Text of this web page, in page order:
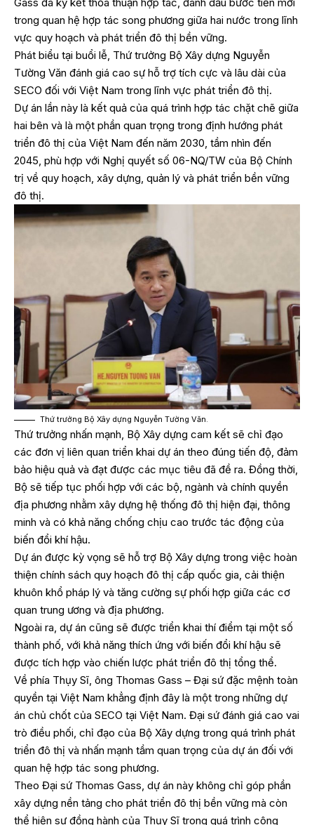
trong quan hệ hợp tác song phương giữa hai nước trong lĩnh
vực quy hoạch và phát triển đô thị bền vững.
Phát biểu tại buổi lễ, Thứ trưởng Bộ Xây dựng Nguyễn
Tường Văn đánh giá cao sự hỗ trợ tích cực và lâu dài của
SECO đối với Việt Nam trong lĩnh vực phát triển đô thị.
Dự án lần này là kết quả của quá trình hợp tác chặt chẽ giữa
hai bên và là một phần quan trọng trong định hướng phát
triển đô thị của Việt Nam đến năm 2030, tầm nhìn đến
2045, phù hợp với Nghị quyết số 06-NQ/TW của Bộ Chính
trị về quy hoạch, xây dựng, quản lý và phát triển bền vững
đô thị.
Thứ trưởng Bộ Xây dựng Nguyễn Tường Văn.
Thứ trưởng nhấn mạnh, Bộ Xây dựng cam kết sẽ chỉ đạo
các đơn vị liên quan triển khai dự án theo đúng tiến độ, đảm
bảo hiệu quả và đạt được các mục tiêu đã đề ra. Đồng thời,
Bộ sẽ tiếp tục phối hợp với các bộ, ngành và chính quyền
địa phương nhằm xây dựng hệ thống đô thị hiện đại, thông
minh và có khả năng chống chịu cao trước tác động của
biến đổi khí hậu.
Dự án được kỳ vọng sẽ hỗ trợ Bộ Xây dựng trong việc hoàn
thiện chính sách quy hoạch đô thị cấp quốc gia, cải thiện
khuôn khổ pháp lý và tăng cường sự phối hợp giữa các cơ
quan trung ương và địa phương.
Ngoài ra, dự án cũng sẽ được triển khai thí điểm tại một số
thành phố, với khả năng thích ứng với biến đổi khí hậu sẽ
được tích hợp vào chiến lược phát triển đô thị tổng thể.
Về phía Thụy Sĩ, ông Thomas Gass – Đại sứ đặc mệnh toàn
quyền tại Việt Nam khẳng định đây là một trong những dự
án chủ chốt của SECO tại Việt Nam. Đại sứ đánh giá cao vai
trò điều phối, chỉ đạo của Bộ Xây dựng trong quá trình phát
triển đô thị và nhấn mạnh tầm quan trọng của dự án đối với
quan hệ hợp tác song phương.
Theo Đại sứ Thomas Gass, dự án này không chỉ góp phần
xây dựng nền tảng cho phát triển đô thị bền vững mà còn
thể hiện sự đồng hành của Thụy Sĩ trong quá trình công